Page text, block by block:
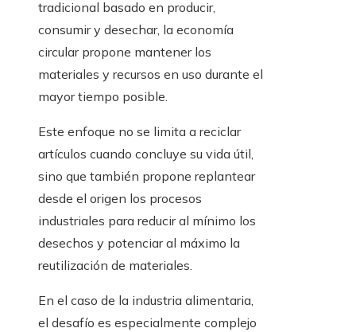
tradicional basado en producir,
consumir y desechar, la economía
circular propone mantener los
materiales y recursos en uso durante el
mayor tiempo posible.
Este enfoque no se limita a reciclar
artículos cuando concluye su vida útil,
sino que también propone replantear
desde el origen los procesos
industriales para reducir al mínimo los
desechos y potenciar al máximo la
reutilización de materiales.
En el caso de la industria alimentaria,
el desafío es especialmente complejo